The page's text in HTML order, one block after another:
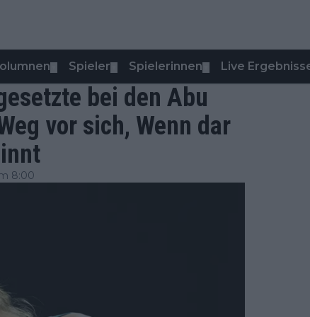
Spieler Spielerinnen Live
bei den Abu
vor sich, Wenn dar
8:00